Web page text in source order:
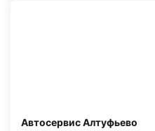
Автосервис Алтуфьево